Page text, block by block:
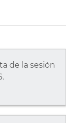
de la sesión